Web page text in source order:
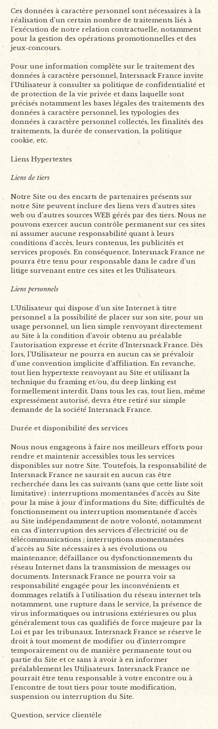
Ces données à caractère personnel sont nécessaires à la
réalisation d’un certain nombre de traitements liés à
l’exécution de notre relation contractuelle, notamment
pour la gestion des opérations promotionnelles et des
jeux-concours.
Pour une information complète sur le traitement des
données à caractère personnel, Intersnack France invite
l’Utilisateur à consulter sa politique de confidentialité et
de protection de la vie privée et dans laquelle sont
précisés notamment les bases légales des traitements des
données à caractère personnel, les typologies des
données à caractère personnel collectés, les finalités des
traitements, la durée de conservation, la politique
cookie, etc.
Liens Hypertextes
Liens de tiers
Notre Site ou des encarts de partenaires présents sur
notre Site peuvent inclure des liens vers d’autres sites
web ou d’autres sources WEB gérés par des tiers. Nous ne
pouvons exercer aucun contrôle permanent sur ces sites
ni assumer aucune responsabilité quant à leurs
conditions d’accès, leurs contenus, les publicités et
services proposés. En conséquence, Intersnack France ne
pourra être tenu pour responsable dans le cadre d’un
litige survenant entre ces sites et les Utilisateurs.
Liens personnels
L’Utilisateur qui dispose d’un site Internet à titre
personnel a la possibilité de placer sur son site, pour un
usage personnel, un lien simple renvoyant directement
au Site à la condition d’avoir obtenu au préalable
l’autorisation expresse et écrite d’Intersnack France. Dès
lors, l’Utilisateur ne pourra en aucun cas se prévaloir
d’une convention implicite d’affiliation. En revanche,
tout lien hypertexte renvoyant au Site et utilisant la
technique du framing et/ou, du deep linking est
formellement interdit. Dans tous les cas, tout lien, même
expressément autorisé, devra être retiré sur simple
demande de la société Intersnack France.
Durée et disponibilité des services
Nous nous engageons à faire nos meilleurs efforts pour
rendre et maintenir accessibles tous les services
disponibles sur notre Site. Toutefois, la responsabilité de
Intersnack France ne saurait en aucun cas être
recherchée dans les cas suivants (sans que cette liste soit
limitative) : interruptions momentanées d’accès au Site
pour la mise à jour d’informations du Site; difficultés de
fonctionnement ou interruption momentanée d’accès
au Site indépendamment de notre volonté, notamment
en cas d’interruption des services d’électricité ou de
télécommunications ; interruptions momentanées
d’accès au Site nécessaires à ses évolutions ou
maintenance; défaillance ou dysfonctionnements du
réseau Internet dans la transmission de messages ou
documents. Intersnack France ne pourra voir sa
responsabilité engagée pour les inconvénients et
dommages relatifs à l’utilisation du réseau internet tels
notamment, une rupture dans le service, la présence de
virus informatiques ou intrusions extérieures ou plus
généralement tous cas qualifiés de force majeure par la
Loi et par les tribunaux. Intersnack France se réserve le
droit à tout moment de modifier ou d’interrompre
temporairement ou de manière permanente tout ou
partie du Site et ce sans à avoir à en informer
préalablement les Utilisateurs. Intersnack France ne
pourrait être tenu responsable à votre encontre ou à
l’encontre de tout tiers pour toute modification,
suspension ou interruption du Site.
Question, service clientèle